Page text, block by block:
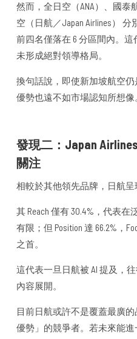
然而，全日空（ANA）、國泰
空（日航／Japan Airlines） 分
前四名僅落在 6 分區間內。這
未形成絕對領導格局。
換句話說，即使新加坡航空
優勢也遠不如市場認知所想像
發現二：Japan
關注
相較於其他領先品牌，日航呈
其 Reach 僅有 30.4%，代表
有限；但 Position 達 66.2%，
之首。
這代表一旦日航被 AI 提及，
內容展開。
目前日航或許不是覆蓋最廣
優勢」的競爭者。若未來能進